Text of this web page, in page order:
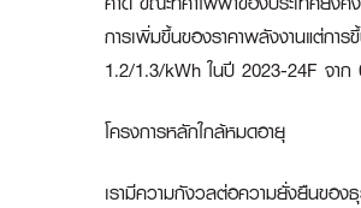
การเพิ่มขึ้นของราคาพลังงานแต่กา
1.2/1.3/kWh ในปี 2023-24F จา
โครงการหลักใกล้หมดอายุ
เรามีความกังวลต่อความยั่งยืนของ